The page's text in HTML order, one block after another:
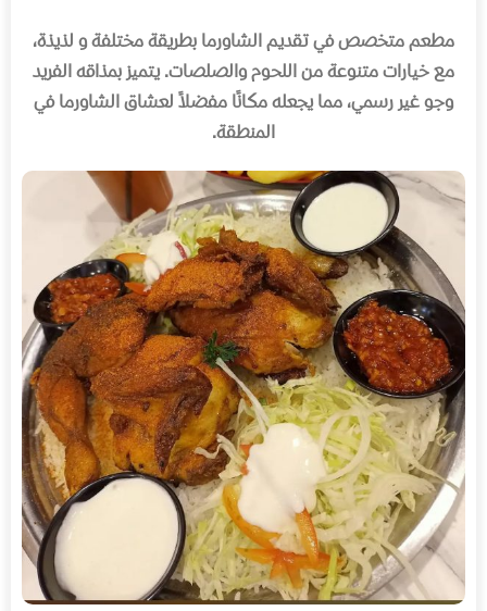
مطعم متخصص في تقديم الشاورما بطريقة مختلفة و لذيذة،
مع خيارات متنوعة من اللحوم والصلصات.يتميز بمذاقه الفريد
وجو غير رسمي، مما يجعله مكانًا مفضلاً لعشاق الشاورما في
المنطقة.